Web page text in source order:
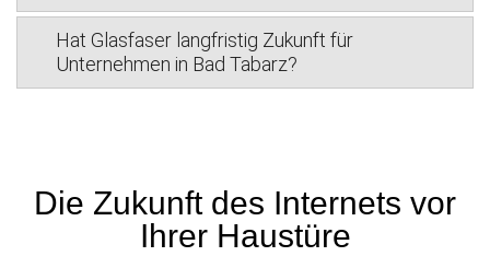
Hat Glasfaser langfristig Zukunft für
Unternehmen in Bad Tabarz?
Die Zukunft des Internets vor
Ihrer Haustüre